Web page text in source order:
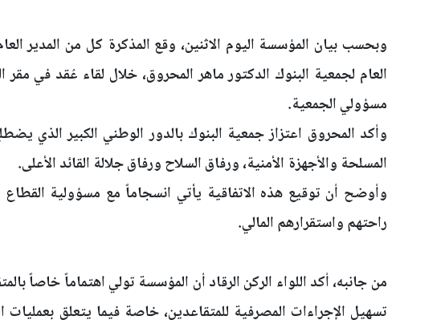
وبحسب بيان المؤسسة اليوم الاثنين، وقع المذكرة كل من المدير
العام لجمعية البنوك الدكتور ماهر المحروق، خلال لقاء عُقد في
مسؤولي الجمعية.
وأكد المحروق اعتزاز جمعية البنوك بالدور الوطني الكبير الذي
المسلحة والأجهزة الأمنية، ورفاق السلاح ورفاق جلالة القائد الأعلى.
وأوضح أن توقيع هذه الاتفاقية يأتي انسجاماً مع مسؤولية
راحتهم واستقرارهم المالي.
من جانبه، أكد اللواء الركن الرقاد أن المؤسسة تولي اهتماماً خاصاً
تسهيل الإجراءات المصرفية للمتقاعدين، خاصة فيما يتعلق